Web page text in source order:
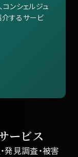
ンシェルジュ
するサービ
ービス
発見調査・被害